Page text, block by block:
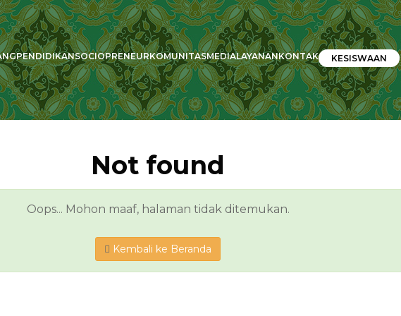
PENDIDIKANSOCIOPRENEURKOMUNITASMEDIALAYANANKONTAK KESISWAAN
Not found
Oops... Mohon maaf, halaman tidak ditemukan.
Kembali ke Beranda